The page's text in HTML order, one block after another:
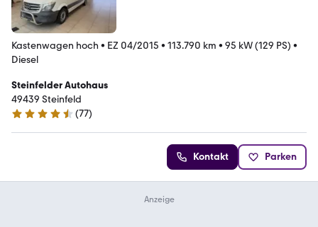
Kastenwagen hoch • EZ 04/2015 • 113.790 km • 95 kW (129 PS) •
Diesel
Steinfelder Autohaus
49439 Steinfeld
4.3 Sterne
(77)
Kontakt Parken